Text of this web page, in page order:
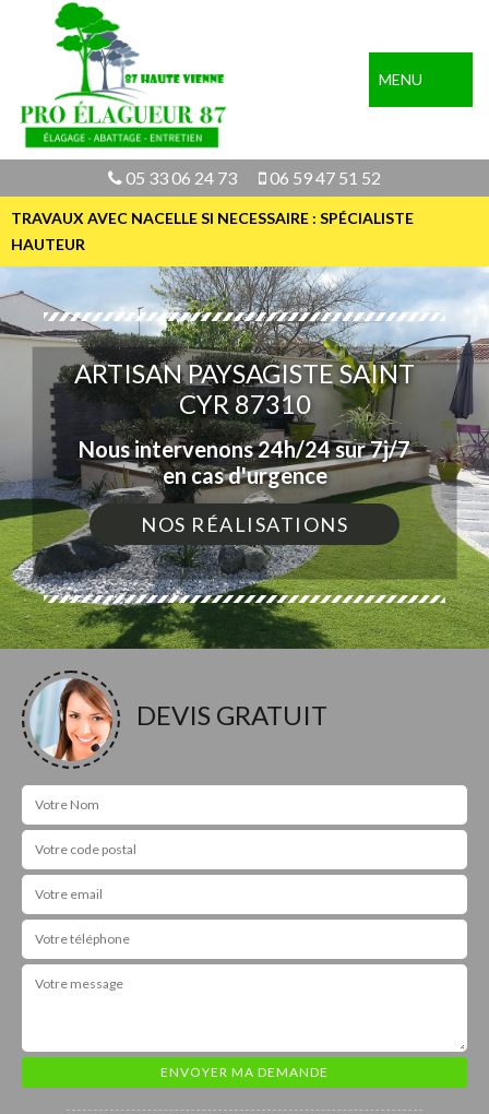
MENU
05 33 06 24 73 06 59 47 51 52
TRAVAUX AVEC NACELLE SI NECESSAIRE : SPÉCIALISTE
HAUTEUR
ARTISAN PAYSAGISTE SAINT
CYR 87310
Nous intervenons 24h/24 sur 7j/7
en cas d'urgence
NOS RÉALISATIONS
DEVIS GRATUIT